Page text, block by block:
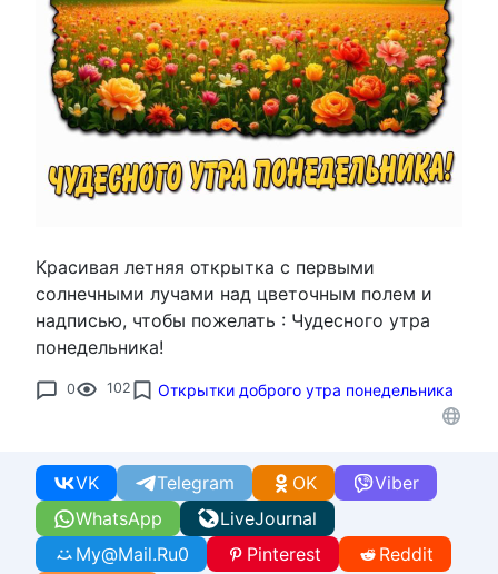
Красивая летняя открытка с первыми
солнечными лучами над цветочным полем и
надписью, чтобы пожелать : Чудесного утра
понедельника!
0 102 Открытки доброго утра понедельника
WhatsApp
VK Telegram Viber
OK
LiveJournal
My@Mail.Ru0 Pinterest
Reddit